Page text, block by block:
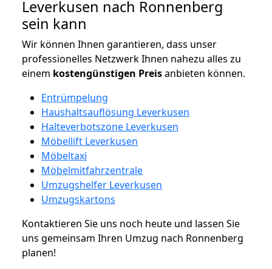
Leverkusen nach Ronnenberg
sein kann
Wir können Ihnen garantieren, dass unser
professionelles Netzwerk Ihnen nahezu alles zu
einem kostengünstigen Preisanbieten können.
Entrümpelung
Haushaltsauflösung Leverkusen
Halteverbotszone Leverkusen
Möbellift Leverkusen
Möbeltaxi
Möbelmitfahrzentrale
Umzugshelfer Leverkusen
Umzugskartons
Kontaktieren Sie uns noch heute und lassen Sie
uns gemeinsam Ihren Umzug nach Ronnenberg
planen!